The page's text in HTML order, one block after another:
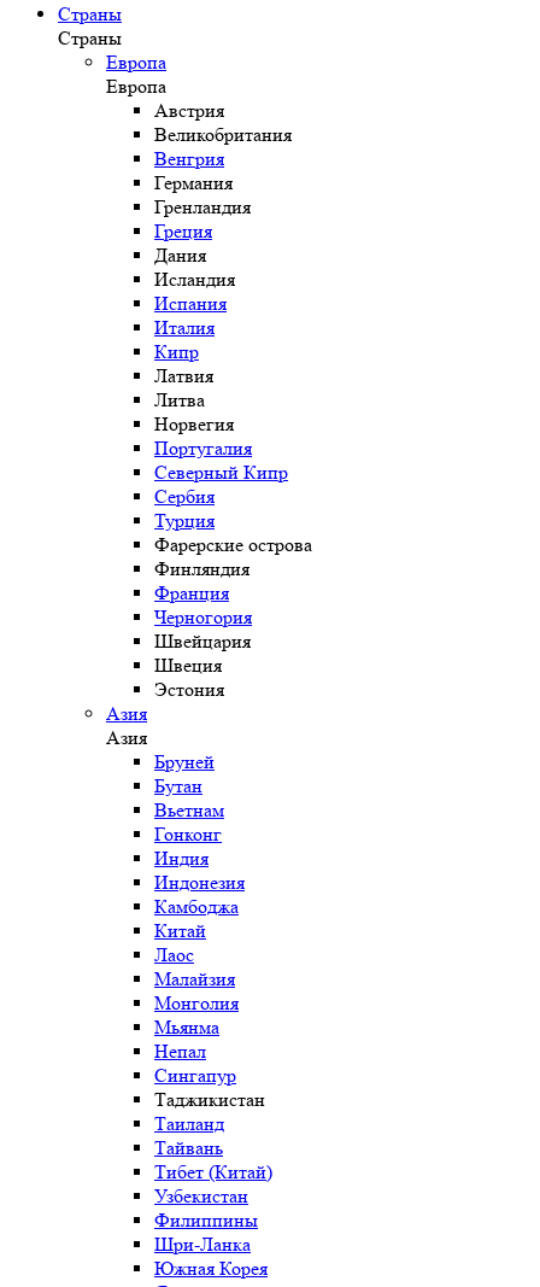
Страны
Страны
Европа
Европа
Австрия
Великобритания
Венгрия
Германия
Гренландия
Греция
Дания
Исландия
Испания
Италия
Кипр
Латвия
Литва
Норвегия
Португалия
Северный Кипр
Сербия
Турция
Фарерские острова
Финляндия
Франция
Черногория
Швейцария
Швеция
Эстония
Азия
Азия
Бруней
Бутан
Вьетнам
Гонконг
Индия
Индонезия
Камбоджа
Китай
Лаос
Малайзия
Монголия
Мьянма
Непал
Сингапур
Таджикистан
Таиланд
Тайвань
Тибет (Китай)
Узбекистан
Филиппины
Шри-Ланка
Южная Корея